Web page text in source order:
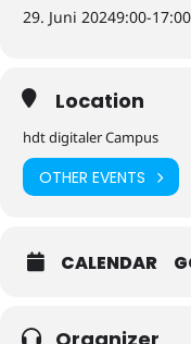
29. Juni 20249:00-17:00
Location
hdt digitaler Campus
OTHER EVENTS
CALENDAR